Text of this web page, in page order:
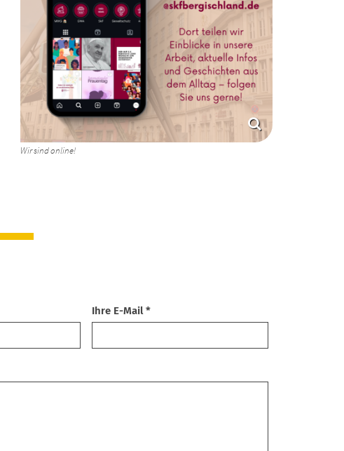
Wir sind online!
Ihre E-Mail *